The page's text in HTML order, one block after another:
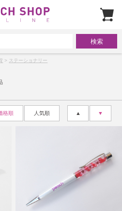
> ステーショナリー
格順 人気順 ▼
▲